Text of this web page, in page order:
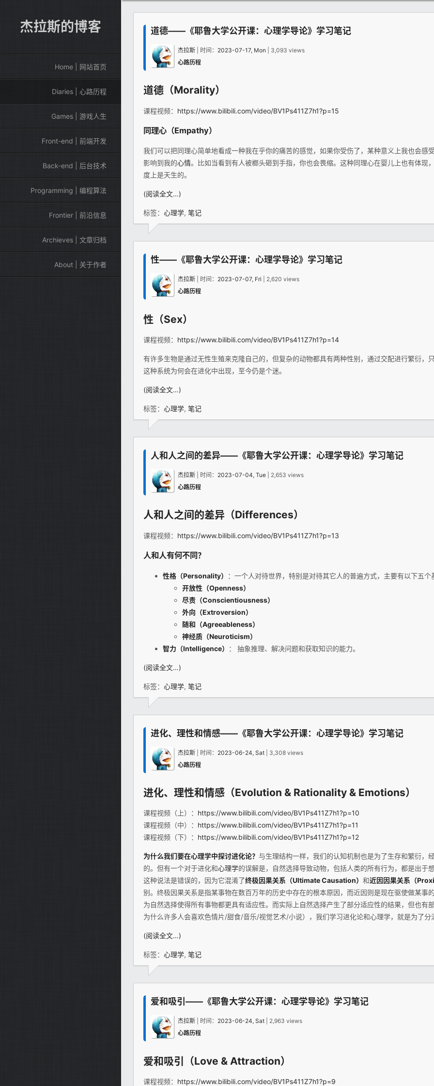
道德——《耶鲁大学公开课：心理学导论》学习笔记
杰拉斯 | 时间： 2023-07-17, Mon | 3,093 views
心路历程
道德（Morality）
课程视频： https://www.bilibili.com/video/BV1Ps411Z7h1?p=15
同理心（Empathy）
我们可以把同理心简单地看成一种我在乎你的痛苦的感觉，如果你受伤了，某种意义上我也会感
影响到我的心情。比如当看到有人被榔头砸到手指，你也会畏缩。这种同理心在婴儿上也有体现
度上是天生的。
(阅读全文…)
标签： 心理学, 笔记
性——《耶鲁大学公开课：心理学导论》学习笔记
杰拉斯 | 时间： 2023-07-07, Fri | 2,620 views
心路历程
性（Sex）
课程视频： https://www.bilibili.com/video/BV1Ps411Z7h1?p=14
有许多生物是通过无性生殖来克隆自己的，但复杂的动物都具有两种性别，通过交配进行繁衍，
这种系统为何会在进化中出现，至今仍是个迷。
(阅读全文…)
标签： 心理学, 笔记
人和人之间的差异——《耶鲁大学公开课：心理学导论》学习笔记
杰拉斯 | 时间： 2023-07-04, Tue | 2,653 views
心路历程
人和人之间的差异（Differences）
课程视频： https://www.bilibili.com/video/BV1Ps411Z7h1?p=13
人和人有何不同？
性格（Personality）
：一个人对待世界，特别是对待其它人的普遍方式，主要有以下五个
开放性（Openness）
尽责（Conscientiousness）
外向（Extroversion）
随和（Agreeableness）
神经质（Neuroticism）
智力（Intelligence）
： 抽象推理、解决问题和获取知识的能力。
(阅读全文…)
标签： 心理学, 笔记
进化、理性和情感——《耶鲁大学公开课：心理学导论》学习笔记
杰拉斯 | 时间： 2023-06-24, Sat | 3,308 views
心路历程
进化、理性和情感（Evolution & Rationality & Emotions）
课程视频（上）： https://www.bilibili.com/video/BV1Ps411Z7h1?p=10
课程视频（中）： https://www.bilibili.com/video/BV1Ps411Z7h1?p=11
课程视频（下）： https://www.bilibili.com/video/BV1Ps411Z7h1?p=12
为什么我们要在心理学中探讨进化论？ 与生理结构一样，我们的认知机制也是为了生存和繁衍，
的。但有一个对于进化和心理学的误解是，自然选择导致动物，包括人类的所有行为，都是出于
这种说法是错误的，因为它混淆了终极因果关系（Ultimate Causation） 和近因因果关系（
别。终极因果关系是指某事物在数百万年的历史中存在的根本原因，而近因则是现在驱使做某事
为自然选择使得所有事物都更具有适应性。而实际上自然选择产生了部分适应性的结果，但也有
为什么许多人会喜欢色情片/甜食/音乐/视觉艺术/小说），我们学习进化论和心理学，就是为了分
(阅读全文…)
标签： 心理学, 笔记
爱和吸引——《耶鲁大学公开课：心理学导论》学习笔记
杰拉斯 | 时间： 2023-06-24, Sat | 2,963 views
心路历程
爱和吸引（Love & Attraction）
课程视频： https://www.bilibili.com/video/BV1Ps411Z7h1?p=9
杰拉斯的博客
Home | 网站首页
Diaries | 心路历程
Games | 游戏人生
Front-end | 前端开发
Back-end | 后台技术
Programming | 编程算法
Frontier | 前沿信息
Archieves | 文章归档
About | 关于作者